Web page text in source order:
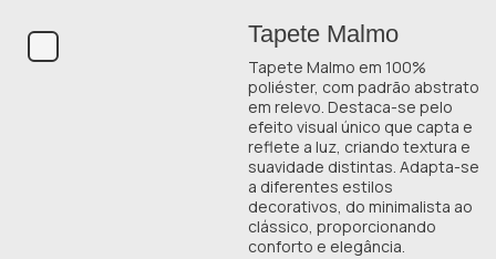
Tapete Malmo
Tapete Malmo em 100%
poliéster, com padrão abstrato
em relevo. Destaca-se pelo
efeito visual único que capta e
reflete a luz, criando textura e
suavidade distintas. Adapta-se
a diferentes estilos
decorativos, do minimalista ao
clássico, proporcionando
conforto e elegância.